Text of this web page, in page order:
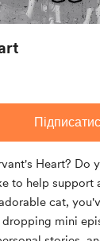
Heart? Do
to help support
cat,
mini